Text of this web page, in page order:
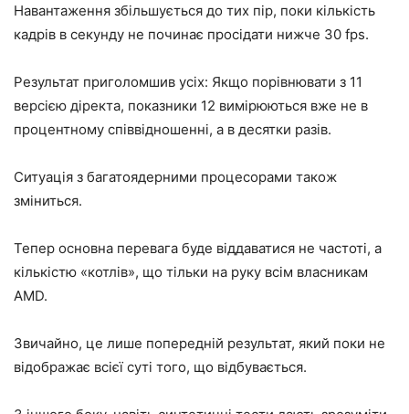
Навантаження збільшується до тих пір, поки кількість
кадрів в секунду не починає просідати нижче 30 fps.
Результат приголомшив усіх: Якщо порівнювати з 11
версією діректа, показники 12 вимірюються вже не в
процентному співвідношенні, а в десятки разів.
Ситуація з багатоядерними процесорами також
зміниться.
Тепер основна перевага буде віддаватися не частоті, а
кількістю «котлів», що тільки на руку всім власникам
AMD.
Звичайно, це лише попередній результат, який поки не
відображає всієї суті того, що відбувається.